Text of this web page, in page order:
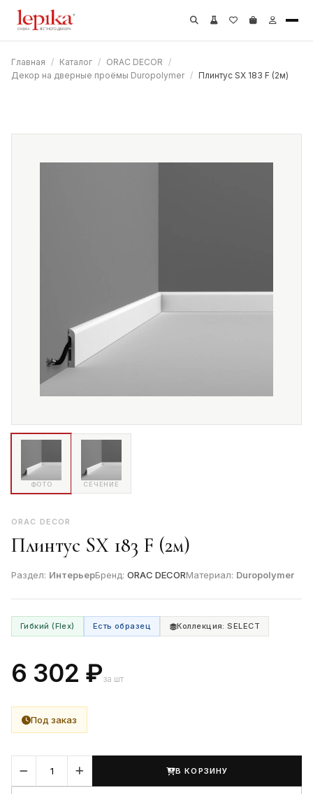
Главная / Каталог / ORAC DECOR /
Декор на дверные проёмы Duropolymer / Плинтус SX 183 F (2м)
ФОТО СЕЧЕНИЕ
ORAC DECOR
Плинтус SX 183 F (2м)
Раздел: ИнтерьерБренд: ORAC DECORМатериал: Duropolymer
Гибкий (Flex) Есть образец Коллекция: SELECT
6 302 ₽за шт
Под заказ
В КОРЗИНУ